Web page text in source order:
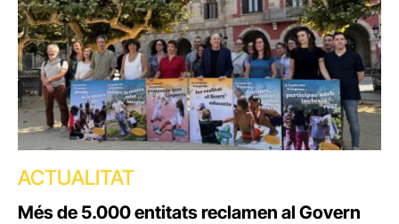
ACTUALITAT
Més de 5.000 entitats reclamen al Govern